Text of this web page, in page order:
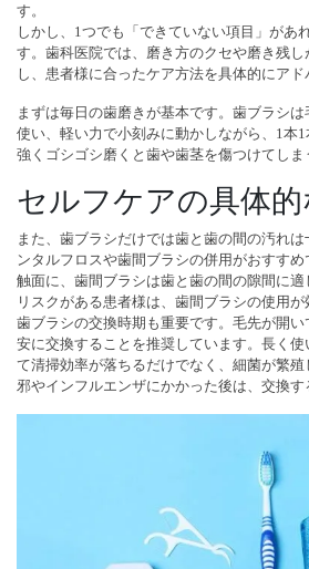
す。
しかし、1つでも「できていない項目」があ
す。歯科医院では、磨き方のクセや磨き残
し、患者様に合ったケア方法を具体的にアド
まずは毎日の歯磨きが基本です。歯ブラシ
使い、軽い力で小刻みに動かしながら、1本1
強くゴシゴシ磨くと歯や歯茎を傷つけてしま
セルフケアの具体的
また、歯ブラシだけでは歯と歯の間の汚れ
ンタルフロスや歯間ブラシの併用がおすす
触面に、歯間ブラシは歯と歯の間の隙間に
リスクがある患者様は、歯間ブラシの使用が
歯ブラシの交換時期も重要です。毛先が開い
安に交換することを推奨しています。長く
て清掃効率が落ちるだけでなく、細菌が繁
邪やインフルエンザにかかった後は、交換す